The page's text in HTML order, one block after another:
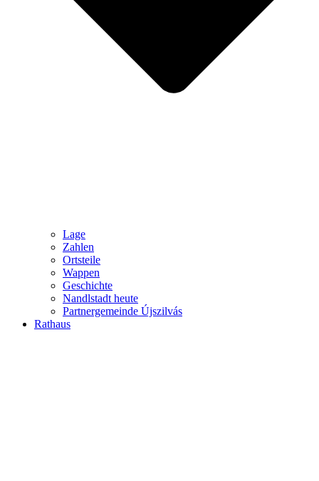
Lage
Zahlen
Ortsteile
Wappen
Geschichte
Nandlstadt heute
Partnergemeinde Újszilvás
Rathaus